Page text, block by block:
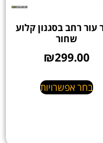
עור רחב בסגנון קלוע
שחור
₪299.00
בחר אפשרויות